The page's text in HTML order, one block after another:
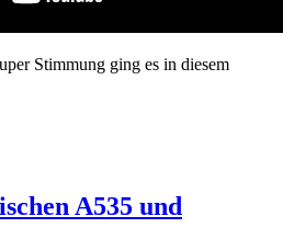
Stimmung ging es in diesem
A535 und